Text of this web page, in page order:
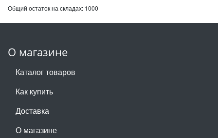
Общий остаток на складах: 1000
О магазине
Каталог товаров
Как купить
Доставка
О магазине